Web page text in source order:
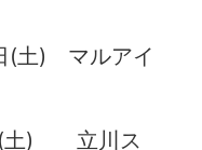
) マルアイ
) 立川ス